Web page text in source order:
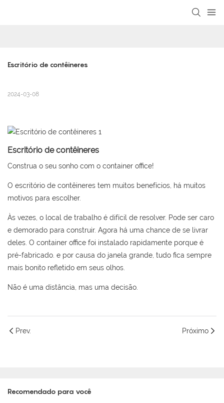
Escritório de contêineres
2024-03-08
Escritório de contêineres
Construa o seu sonho com o container office!
O escritório de contêineres tem muitos benefícios, há muitos
motivos para escolher.
Às vezes, o local de trabalho é difícil de resolver. Pode ser caro
e demorado para construir. Agora há uma chance de se livrar
deles. O container office foi instalado rapidamente porque é
pré-fabricado. e por causa do janela grande, tudo fica sempre
mais bonito refletido em seus olhos.
Não é uma distância, mas uma decisão.
Prev. Próximo
Recomendado para você